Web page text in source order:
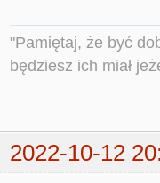
"Pamiętaj, że być
będziesz ich miał
2022-10-12